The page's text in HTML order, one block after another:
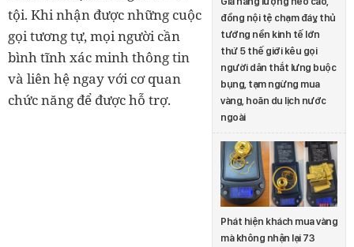
đồng nội tệ chạm đáy, thủ
tướng nền kinh tế lớn
thứ 5 thế giới kêu gọi
người dân thắt lưng buộc
bụng, tạm ngừng mua
vàng, hoãn du lịch nước
ngoài
Phát hiện khách mua vàng
mà không nhận lại 73
tội. Khi nhận được những cuộc
gọi tương tự, mọi người cần
bình tĩnh xác minh thông tin
và liên hệ ngay với cơ quan
chức năng để được hỗ trợ.